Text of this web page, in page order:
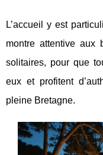
L’accueil y est
montre attentive aux
solitaires, pour que
eux et profitent
pleine Bretagne.